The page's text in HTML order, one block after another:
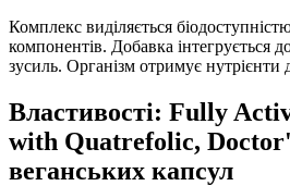
Комплекс виділяється
компонентів. Добавка інтегрується
зусиль. Організм отримує нутрієнти
Властивості: Fully
with Quatrefolic,
веганських капсул